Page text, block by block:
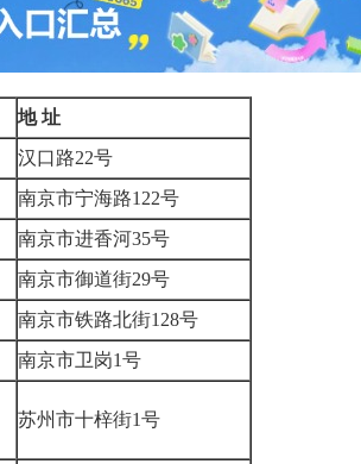
地 址
汉口路22号
南京市宁海路122号
南京市进香河35号
南京市御道街29号
南京市铁路北街128号
南京市卫岗1号
苏州市十梓街1号